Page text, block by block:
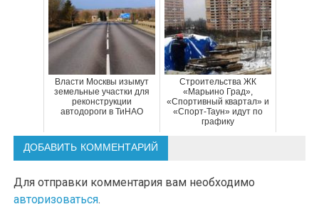
Власти Москвы изымут
земельные участки для
реконструкции
автодороги в ТиНАО
Строительства ЖК
«Марьино Град»,
«Спортивный квартал» и
«Спорт-Таун» идут по
графику
ДОБАВИТЬ КОММЕНТАРИЙ
Для отправки комментария вам необходимо
авторизоваться.